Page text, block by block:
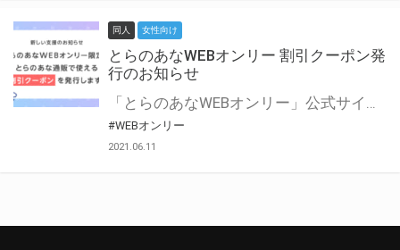
同人 女性向け
とらのあなWEBオンリー 割引クーポン発
行のお知らせ
「とらのあなWEBオンリー」公式サイトでとらのあな通販の「割引クーポン」を配布中！ イベントごとに開催当日限定で使える割引クーポンのシリアルコードを発行します。 とらのあなWEBオンリーのページをチェックして、イベント当日にお得にお買い物を楽しみましょう♪ ※本キャンペーンは予告なく終了する場合がございます。 とらのあなWEBオンリーサイトはこちら
#WEBオンリー
2021.06.11